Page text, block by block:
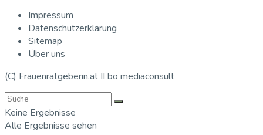
Impressum
Datenschutzerklärung
Sitemap
Über uns
(C) Frauenratgeberin.at II bo mediaconsult
Keine Ergebnisse
Alle Ergebnisse sehen